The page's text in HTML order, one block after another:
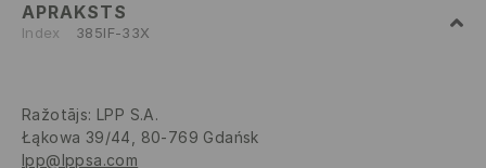
APRAKSTS
Index 385IF-33X
Ražotājs: LPP S.A.
Łąkowa 39/44, 80-769 Gdańsk
lpp@lppsa.com